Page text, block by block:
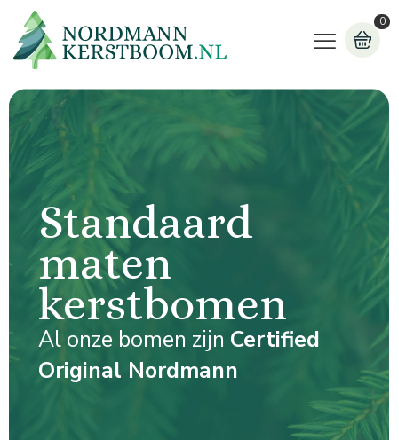
0
Standaard
maten
kerstbomen
Al onze bomen zijn Certified
Original Nordmann